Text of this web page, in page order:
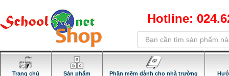
Hotline:
Trang chủ Sản phẩm Phần mềm dành cho nhà trường